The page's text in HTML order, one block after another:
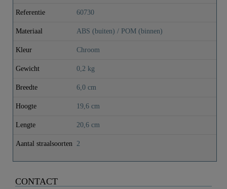
Referentie 60730
Materiaal ABS (buiten) / POM (binnen)
Kleur Chroom
Gewicht 0,2 kg
Breedte 6,0 cm
Hoogte 19,6 cm
Lengte 20,6 cm
Aantal straalsoorten 2
CONTACT